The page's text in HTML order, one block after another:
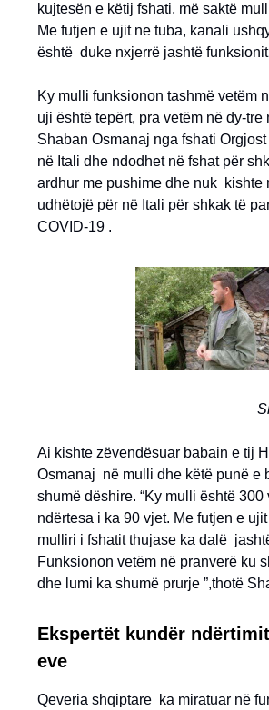
kujtesën e këtij fshati, më saktë
Me futjen e ujit ne tuba, kanali
është duke nxjerrë jashtë
Ky mulli funksionon tashmë vetëm
uji është tepërt, pra vetëm në dy-tre
Shaban Osmanaj nga fshati
në Itali dhe ndodhet në fshat për
ardhur me pushime dhe nuk kishte
udhëtojë për në Itali për shkak të
COVID-19 .
Ai kishte zëvendësuar babain e tij
Osmanaj në mulli dhe këtë punë e
shumë dëshire. “Ky mulli është 300
ndërtesa i ka 90 vjet. Me futjen e
mulliri i fshatit thujase ka dalë
Funksionon vetëm në pranverë ku
dhe lumi ka shumë prurje ”,thotë
Ekspertët kundër
eve
Qeveria shqiptare ka miratuar në